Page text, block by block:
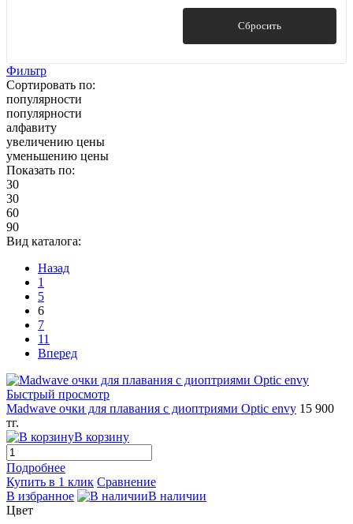
Сбросить
Фильтр
Сортировать по:
популярности
популярности
алфавиту
увеличению цены
уменьшению цены
Показать по:
30
30
60
90
Вид каталога:
Назад
1
5
6
7
11
Вперед
Быстрый просмотр
Madwave очки для плавания с диоптриями Optic envy 15 900
тг.
В корзину
Подробнее
Купить в 1 клик Сравнение
В избранное
В наличии
Цвет